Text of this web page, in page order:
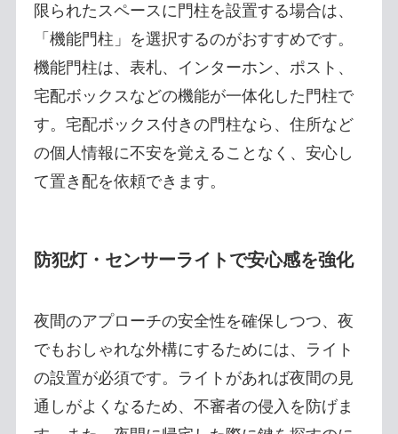
限られたスペースに門柱を設置する場合は、
「機能門柱」を選択するのがおすすめです。
機能門柱は、表札、インターホン、ポスト、
宅配ボックスなどの機能が一体化した門柱で
す。宅配ボックス付きの門柱なら、住所など
の個人情報に不安を覚えることなく、安心し
て置き配を依頼できます。
防犯灯・センサーライトで安心感を強化
夜間のアプローチの安全性を確保しつつ、夜
でもおしゃれな外構にするためには、ライト
の設置が必須です。ライトがあれば夜間の見
通しがよくなるため、不審者の侵入を防げま